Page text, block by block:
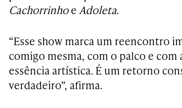
Cachorrinhoe Adoleta.
“Esse show marca um reencontro
comigo mesma, com o palco e com
essência artística. É um retorno
verdadeiro”, afirma.